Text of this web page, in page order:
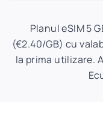
Planul eSIM 5
(€2.40/GB) cu
la prima utilizare.